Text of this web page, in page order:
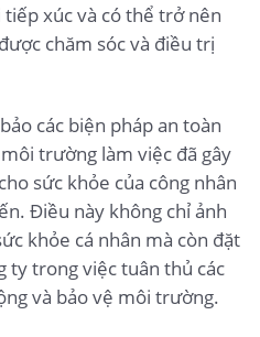
xúc và có thể trở nên
chăm sóc và điều trị
các biện pháp an toàn
trường làm việc đã gây
sức khỏe của công nhân
Điều này không chỉ ảnh
khỏe cá nhân mà còn đặt
ty trong việc tuân thủ các
và bảo vệ môi trường.